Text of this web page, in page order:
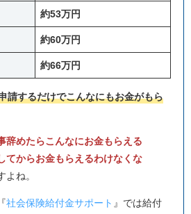
約53万円
約60万円
約66万円
請するだけでこんなにもお金がもら
辞めたらこんなにお金もらえる
てからお金もらえるわけなくな
よね。
社会保険給付金サポート 』では給付